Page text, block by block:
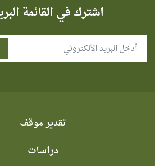
اشترك في القائمة
تقدير موقف
دراسات